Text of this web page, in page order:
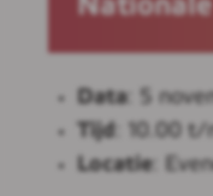
Data : 5
Tijd
: 10.00 t/
Locatie :